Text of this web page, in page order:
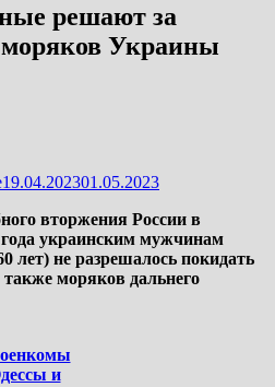
решают за
моряков Украины
19.04.202301.05.2023
вторжения России в
украинским мужчинам
лет) не разрешалось покидать
моряков дальнего
и